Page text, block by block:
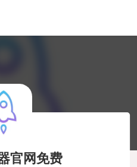
官网免费